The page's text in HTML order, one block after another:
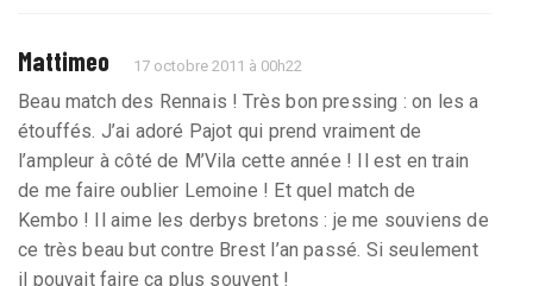
Mattimeo 17 octobre 2011 à 00h22
Beau match des Rennais ! Très bon pressing : on les a
étouffés. J’ai adoré Pajot qui prend vraiment de
l’ampleur à côté de M’Vila cette année ! Il est en train
de me faire oublier Lemoine ! Et quel match de
Kembo ! Il aime les derbys bretons : je me souviens de
ce très beau but contre Brest l’an passé. Si seulement
il pouvait faire ça plus souvent !